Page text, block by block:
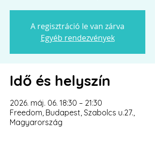
A regisztráció le van zárva
Egyéb rendezvények
Idő és helyszín
2026. máj. 06. 18:30 – 21:30
Freedom, Budapest, Szabolcs u.27.,
Magyarország